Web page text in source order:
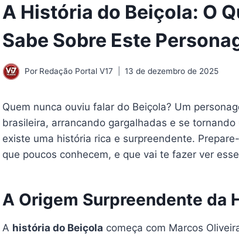
A História do Beiçola: O
Sabe Sobre Este
Por Redação Portal V17 13 de dezembro de 2025
Quem nunca ouviu falar do Beiçola? Um
brasileira, arrancando gargalhadas e se
existe uma história rica e surpreendente.
que poucos conhecem, e que vai te fazer ver
A Origem Surpreendente da
A história do Beiçola começa com Marcos